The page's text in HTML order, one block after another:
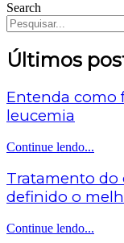
Search
Últimos
Entenda como
leucemia
Continue lendo...
Tratamento do
definido o
Continue lendo...